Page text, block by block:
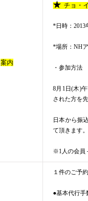
案内
★ チョ・
*日時：2013
*場所：NH
・参加方法
8月1日(木)
された方を
日本から振
て頂きます。
※1人の会員
１件のご予
●基本代行手